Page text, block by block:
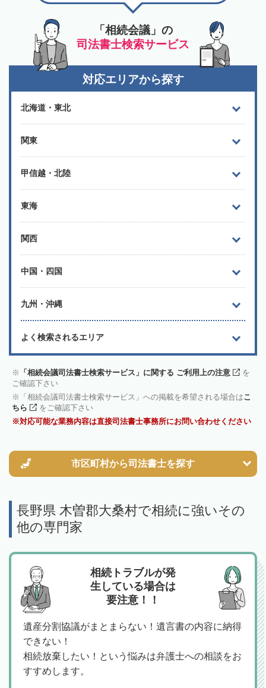
「相続会議」の
司法書士検索サービス
対応エリアから探す
北海道・東北
関東
甲信越・北陸
東海
関西
中国・四国
九州・沖縄
よく検索されるエリア
「相続会議司法書士検索サービス」に関する ご利用上の注意
を
ご確認下さい
「相続会議司法書士検索サービス」への掲載を希望される場合はこ
ちら
をご確認下さい
対応可能な業務内容は直接司法書士事務所にお問い合わせください
市区町村から司法書士を探す
長野県 木曽郡大桑村で相続に強いその
他の専門家
相続トラブルが発
生している場合は
要注意！！
遺産分割協議がまとまらない！遺言書の内容に納得
できない！
相続放棄したい！という悩みは弁護士への相談をお
すすめします。